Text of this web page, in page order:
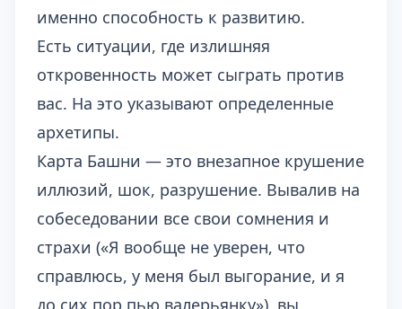
именно способность к развитию.
Есть ситуации, где излишняя
откровенность может сыграть против
вас. На это указывают определенные
архетипы.
Карта Башни — это внезапное крушение
иллюзий, шок, разрушение. Вывалив на
собеседовании все свои сомнения и
страхи («Я вообще не уверен, что
справлюсь, у меня был выгорание, и я
до сих пор пью валерьянку»), вы